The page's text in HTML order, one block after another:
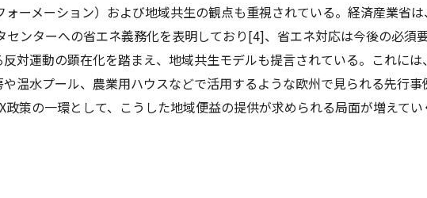
ーメーション）および地域共生の観点も重視されている。経済産業省は
センターへの省エネ義務化を表明しており[4]、省エネ対応は今後の必須
対運動の顕在化を踏まえ、地域共生モデルも提言されている。これには、
温水プール、農業用ハウスなどで活用するような欧州で見られる先行事
策の一環として、こうした地域便益の提供が求められる局面が増えてい